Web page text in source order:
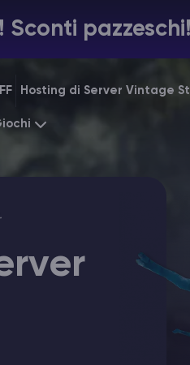
Sconti pazzeschi!
Hosting di Server Vintage
Minecraft